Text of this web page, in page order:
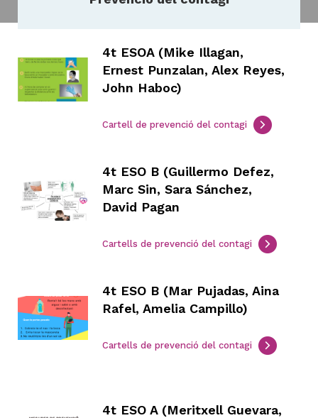
4t ESOA (Mike Illagan,
Ernest Punzalan, Alex Reyes,
John Haboc)
Cartell de prevenció del contagi
4t ESO B (Guillermo Defez,
Marc Sin, Sara Sánchez,
David Pagan
Cartells de prevenció del contagi
4t ESO B (Mar Pujadas, Aina
Rafel, Amelia Campillo)
Cartells de prevenció del contagi
4t ESO A (Meritxell Guevara,